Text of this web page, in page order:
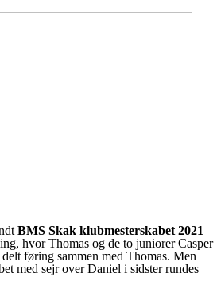
BMS Skak klubmesterskabet 2021
hvor Thomas og de to juniorer Casper
føring sammen med Thomas. Men
med sejr over Daniel i sidster rundes